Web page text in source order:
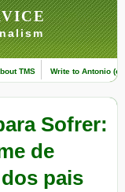
TMS Write to Antonio
Sofrer:
de
pais